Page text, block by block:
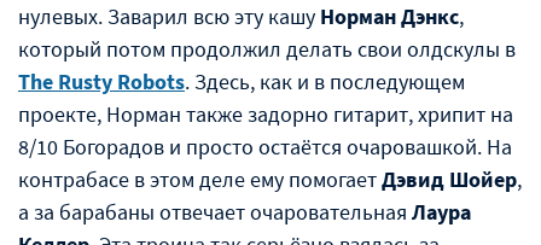
нулевых. Заварил всю эту кашу Норман Дэнкс,
который потом продолжил делать свои олдскулы в
The Rusty Robots. Здесь, как и в последующем
проекте, Норман также задорно гитарит, хрипит на
8/10 Богорадов и просто остаётся очаровашкой. На
контрабасе в этом деле ему помогаетДэвид Шойер,
а за барабаны отвечает очаровательная Лаура